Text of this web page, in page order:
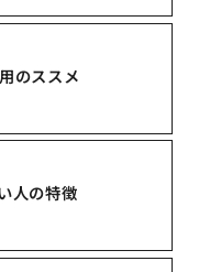
のススメ
人の特徴